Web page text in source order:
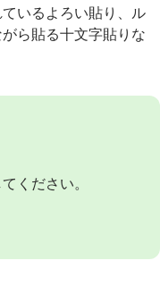
いるよろい貼り、ル
ら貼る十文字貼りな
てください。